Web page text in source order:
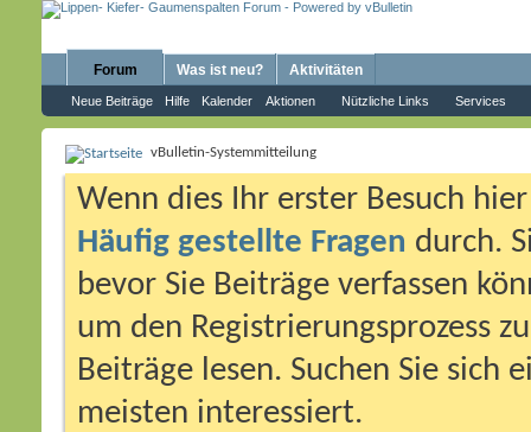
Forum
Neue Beiträge Hilfe Kalender Aktionen Nützliche Links Services
Was ist neu? Aktivitäten
vBulletin-Systemmitteilung
Wenn dies Ihr erster Besuch
Häufig gestellte Fragen durch.
bevor Sie Beiträge verfassen
um den Registrierungsprozess
Beiträge lesen. Suchen Sie sich
meisten interessiert.